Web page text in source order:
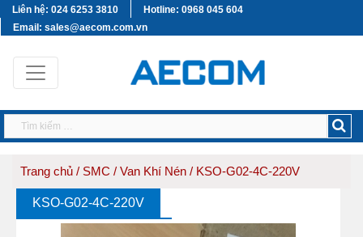
Liên hệ: 024 6253 3810
Hotline: 0968 045 604
Email: sales@aecom.com.vn
Trang chủ / SMC / Van Khí Nén / KSO-G02-4C-220V
KSO-G02-4C-220V